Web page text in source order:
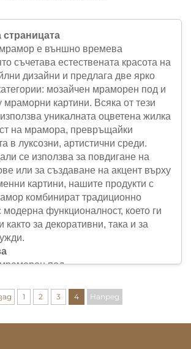
страницата
мрамор е външно времева
съчетава естествената красота на
дизайни и предлага две ярко
мозайчен мраморен под и
мраморни картини. Всяка от тези
уникалната оцветена жилка
на мрамора, превръщайки
в луксозни, артистични среди.
се използва за повдигане на
или за създаване на акцент върху
картини, нашите продукти с
комбинират традиционно
модерна функционалност, което ги
както за декоративни, така и за
под
мрамор, мозайчният мраморен
интензивно пешеходно
1 2 3 4 Напред